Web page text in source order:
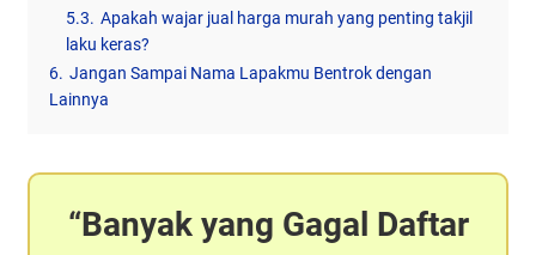
5.3. Apakah wajar jual harga murah yang penting takjil
laku keras?
6. Jangan Sampai Nama Lapakmu Bentrok dengan
Lainnya
Banyak yang Gagal Daftar